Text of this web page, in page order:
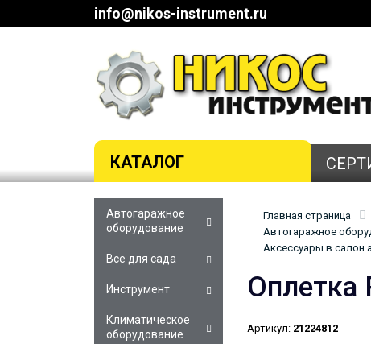
info@nikos-instrument.ru
КАТАЛОГ
Главная страница
Автогаражное
Аксессуары в салон
Оплетка
Артикул: 21224812
Автогаражное
оборудование
Все для сада
Инструмент
Климатическое
оборудование